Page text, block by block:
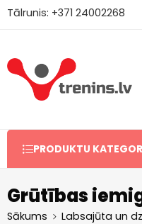
Tālrunis: +371 24002268
PRODUKTU
Grūtības
Sākums Labsajūta un